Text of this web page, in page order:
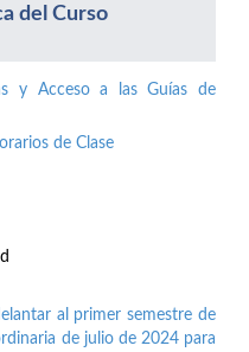
del Curso
y Acceso a las Guías de
de Clase
al primer semestre de
de julio de 2024 para